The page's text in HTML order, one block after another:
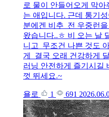
로 물이 안들어오게 막아
는 애입니다. 근데 통기
분에겐 비추 전 우중런
왔습니다..ㅎ 비 오는 날
니고 무조건 나쁜 것도
게 결국 오래 건강하게
러닝 안전하게 즐기시길
껏 뛰세요.~
욜로 1 691